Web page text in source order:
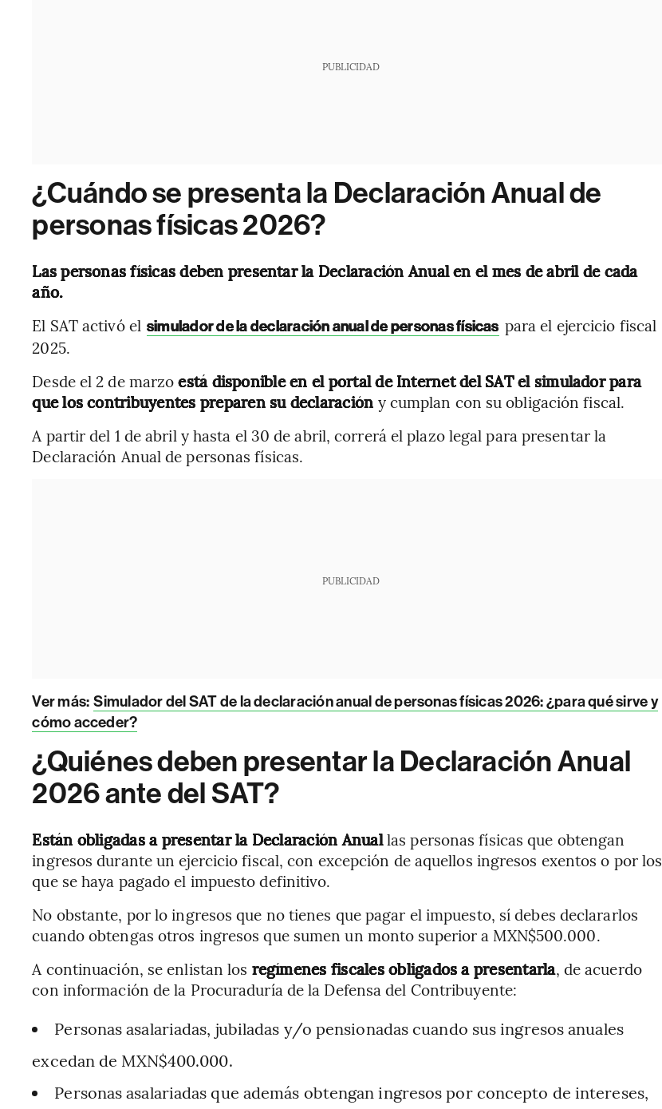
PUBLICIDAD
¿Cuándo se presenta la Declaración Anual de
personas físicas 2026?
Las personas físicas deben presentar la Declaración Anual en el mes de abril de cada
año.
El SAT activó el simulador de la declaración anual de personas físicas para el ejercicio fiscal
2025.
Desde el 2 de marzoestá disponible en el portal de Internet del SAT el simulador para
que los contribuyentes preparen su declaración y cumplan con su obligación fiscal.
A partir del 1 de abril y hasta el 30 de abril, correrá el plazo legal para presentar la
Declaración Anual de personas físicas.
PUBLICIDAD
Ver más: Simulador del SAT de la declaración anual de personas físicas 2026: ¿para qué sirve y
cómo acceder?
¿Quiénes deben presentar la Declaración Anual
2026 ante del SAT?
Están obligadas a presentar la Declaración Anuallas personas físicas que obtengan
ingresos durante un ejercicio fiscal, con excepción de aquellos ingresos exentos o por los
que se haya pagado el impuesto definitivo.
No obstante, por lo ingresos que no tienes que pagar el impuesto, sí debes declararlos
cuando obtengas otros ingresos que sumen un monto superior a MXN$500.000.
A continuación, se enlistan los regímenes fiscales obligados a presentarla, de acuerdo
con información de la Procuraduría de la Defensa del Contribuyente:
Personas asalariadas, jubiladas y/o pensionadas cuando sus ingresos anuales
excedan de MXN$400.000.
Personas asalariadas que además obtengan ingresos por concepto de intereses,